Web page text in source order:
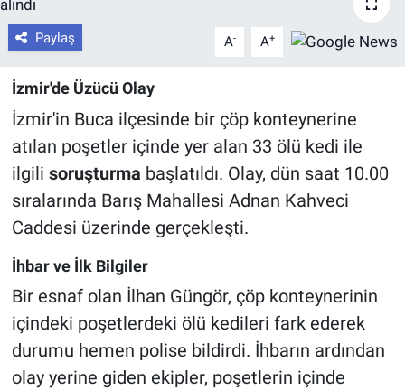
Paylaş A- A+
İzmir'de Üzücü Olay
İzmir'in Buca ilçesinde bir çöp konteynerine
atılan poşetler içinde yer alan 33 ölü kedi ile
ilgili soruşturma başlatıldı. Olay, dün saat 10.00
sıralarında Barış Mahallesi Adnan Kahveci
Caddesi üzerinde gerçekleşti.
İhbar ve İlk Bilgiler
Bir esnaf olan İlhan Güngör, çöp konteynerinin
içindeki poşetlerdeki ölü kedileri fark ederek
durumu hemen polise bildirdi. İhbarın ardından
olay yerine giden ekipler, poşetlerin içinde